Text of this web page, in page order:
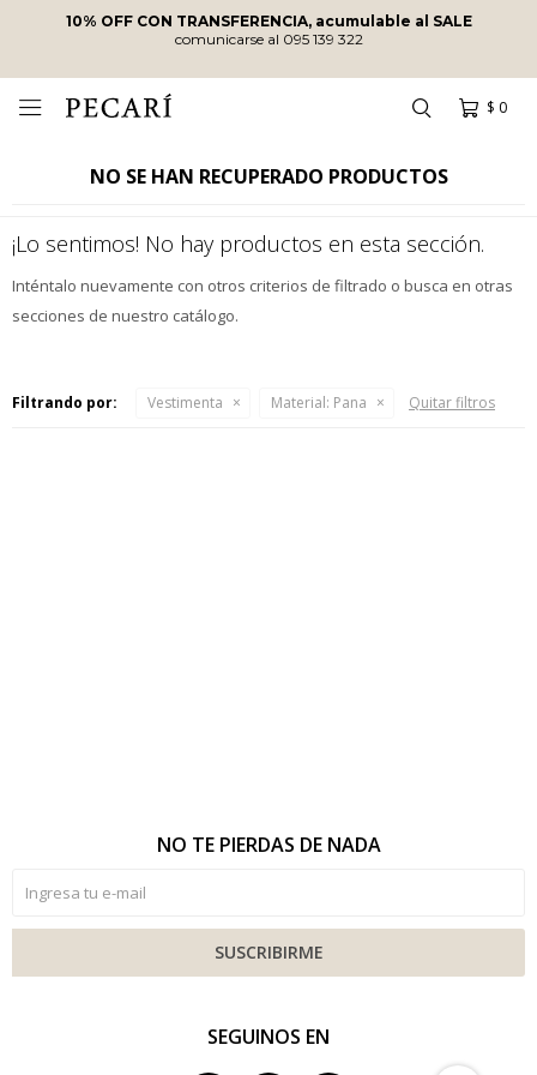
10% OFF CON TRANSFERENCIA, acumulable al SALE
comunicarse al 095 139 322
$ 0

NO SE HAN RECUPERADO PRODUCTOS
¡Lo sentimos! No hay productos en esta sección.
Inténtalo nuevamente con otros criterios de filtrado o busca en otras
secciones de nuestro catálogo.
Filtrando por: Vestimenta Material: Pana Quitar filtros
SEGUINOS EN
NO TE PIERDAS DE NADA
SUSCRIBIRME